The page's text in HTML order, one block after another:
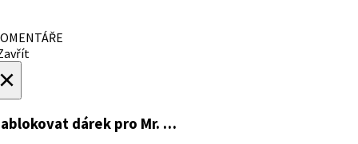
dárek pro Mr. …